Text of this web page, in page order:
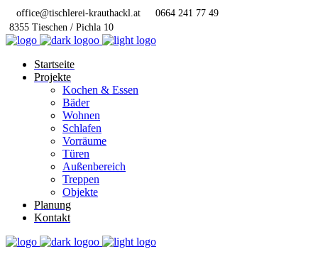
office@tischlerei-krauthackl.at
0664 241 77 49
8355 Tieschen / Pichla 10
Startseite
Projekte
Kochen & Essen
Bäder
Wohnen
Schlafen
Vorräume
Türen
Außenbereich
Treppen
Objekte
Planung
Kontakt